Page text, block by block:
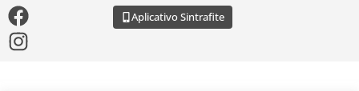
Aplicativo Sintrafite